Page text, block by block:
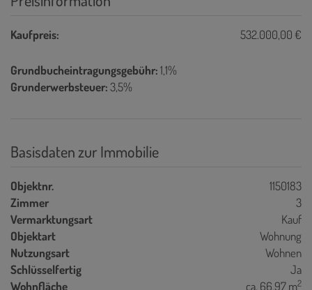
Kaufpreis: 532.000,00 €
Grundbucheintragungsgebühr:1,1%
Grunderwerbsteuer:3,5%
Basisdaten zur Immobilie
Objektnr.
1150183
Zimmer
3
Vermarktungsart
Kauf
Objektart
Wohnung
Nutzungsart
Wohnen
Schlüsselfertig
Ja
Wohnfläche
ca. 66,97 m2